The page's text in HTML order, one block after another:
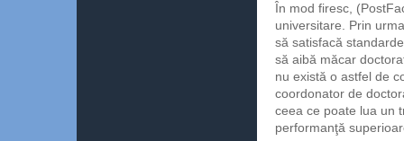
În mod firesc,
universitare. Prin
să satisfacă
să aibă măcar
nu există o astfel de
coordonator de
ceea ce poate lua un
performanţă